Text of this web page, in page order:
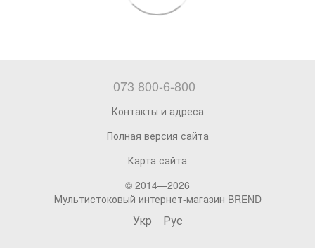
073 800-6-800
Контакты и адреса
Полная версия сайта
Карта сайта
© 2014—2026
Мультистоковый интернет-магазин BREND
Укр Рус